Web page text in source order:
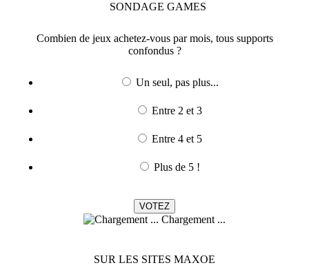
SONDAGE GAMES
Combien de jeux achetez-vous par mois, tous supports
confondus ?
Un seul, pas plus...
Entre 2 et 3
Entre 4 et 5
Plus de 5 !
Chargement ...
SUR LES SITES MAXOE